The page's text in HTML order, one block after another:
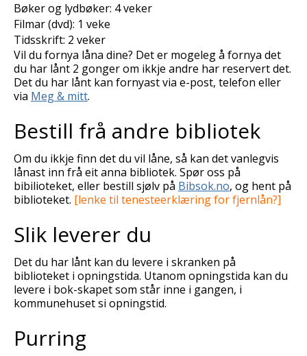
Bøker og lydbøker: 4 veker
Filmar (dvd): 1 veke
Tidsskrift: 2 veker
Vil du fornya låna dine? Det er mogeleg å fornya det
du har lånt 2 gonger om ikkje andre har reservert det.
Det du har lånt kan fornyast via e-post, telefon eller
via Meg & mitt.
Bestill frå andre bibliotek
Om du ikkje finn det du vil låne, så kan det vanlegvis
lånast inn frå eit anna bibliotek. Spør oss på
bibilioteket, eller bestill sjølv på Bibsok.no, og hent på
biblioteket. [lenke til tenesteerklæring for fjernlån?]
Slik leverer du
Det du har lånt kan du levere i skranken på
biblioteket i opningstida. Utanom opningstida kan du
levere i bok-skapet som står inne i gangen, i
kommunehuset si opningstid.
Purring